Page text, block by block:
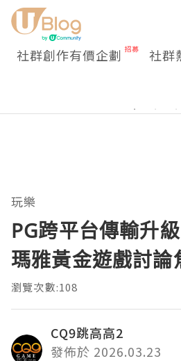
社群創作有價企劃 社群
玩樂
PG跨平台傳輸升
瑪雅黃金遊戲討論
瀏覽次數:108
CQ9跳高高2
發佈於 2026.03.23